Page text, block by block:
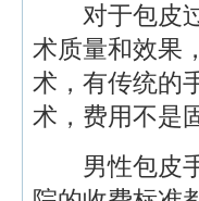
对于包皮过
术质量和效果
术，有传统的
术，费用不是
男性包皮手